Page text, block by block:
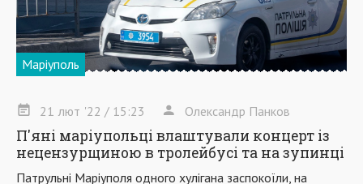
Маріуполь
21 лют '22 / 15:23 Олександр Панков
П'яні маріупольці влаштували концерт із
нецензурщиною в тролейбусі та на зупинці
Патрульні Маріуполя одного хулігана заспокоїли, на